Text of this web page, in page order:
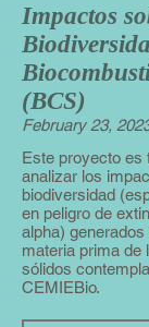
Impactos
(BCS)
February 23,
Este proyecto es
analizar los
biodiversidad
en peligro de
alpha)
materia prima de
sólidos
CEMIEBio.